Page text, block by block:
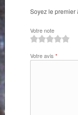
Soyez le premier
Votre note
Votre avis *